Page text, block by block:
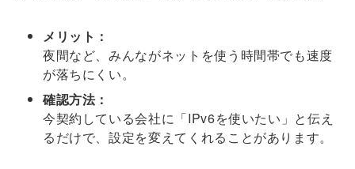
メリット：
夜間など、みんながネットを使う時間帯でも速度
が落ちにくい。
確認方法：
今契約している会社に「IPv6を使いたい」と伝え
るだけで、設定を変えてくれることがあります。